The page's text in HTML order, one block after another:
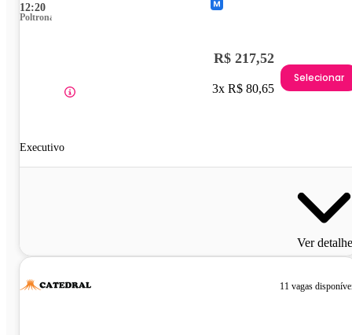
12:20
Poltrona
Executivo
R$ 217,52
3x R$ 80,65
Selecionar
Ver
11 vagas